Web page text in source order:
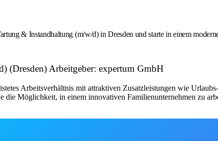
& Instandhaltung (m/w/d) in Dresden und starte in einem
(Dresden) Arbeitgeber: expertum GmbH
Arbeitsverhältnis mit attraktiven Zusatzleistungen wie
die Möglichkeit, in einem innovativen Familienunternehmen zu